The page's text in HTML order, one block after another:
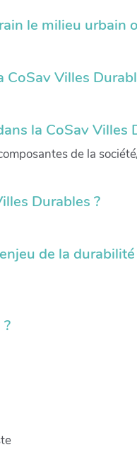
le milieu urbain
CoSav Villes
la CoSav Villes
de la
Durables ?
de la